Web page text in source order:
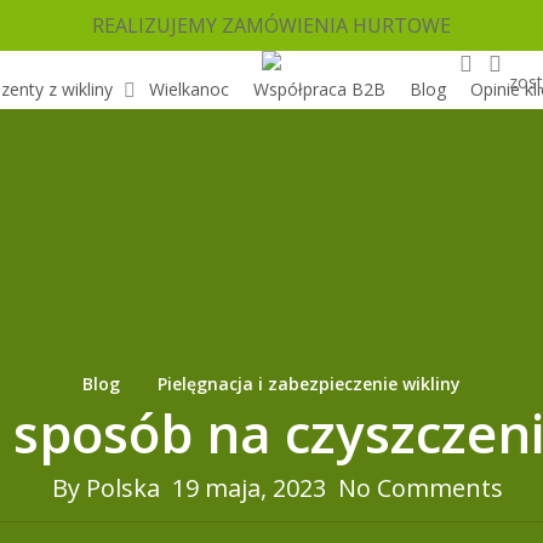
REALIZUJEMY ZAMÓWIENIA HURTOWE
search
z wikliny Wielkanoc Współpraca B2B Blog Opinie
Blog Pielęgnacja i zabezpieczenie wikliny
na
By Polska 19 maja, 2023 No Comments